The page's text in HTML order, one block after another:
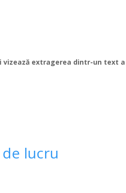
vizează extragerea dintr-un text a
lucru